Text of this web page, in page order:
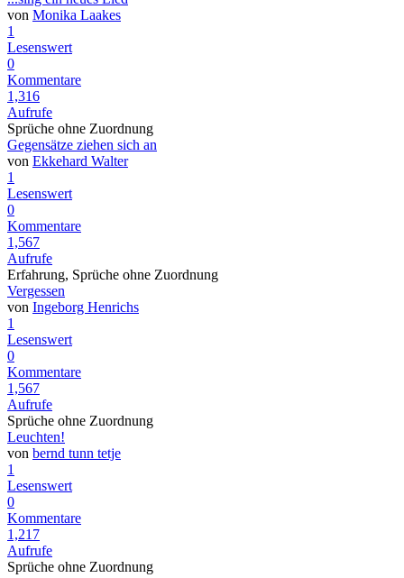
von Monika Laakes
1
Lesenswert
0
Kommentare
1,316
Aufrufe
Sprüche ohne Zuordnung
Gegensätze ziehen sich an
von Ekkehard Walter
1
Lesenswert
0
Kommentare
1,567
Aufrufe
Erfahrung, Sprüche ohne Zuordnung
Vergessen
von Ingeborg Henrichs
1
Lesenswert
0
Kommentare
1,567
Aufrufe
Sprüche ohne Zuordnung
Leuchten!
von bernd tunn tetje
1
Lesenswert
0
Kommentare
1,217
Aufrufe
Sprüche ohne Zuordnung